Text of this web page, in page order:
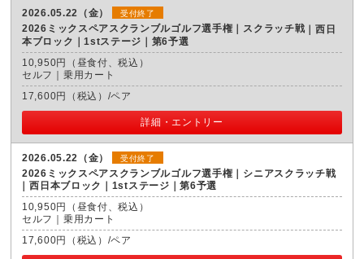
2026.05.22（金） 受付終了
2026ミックスペアスクランブルゴルフ選手権｜スクラッチ戦
西日
本ブロック｜1stステージ｜第6予選
10,950円（昼食付、税込）
セルフ｜乗用カート
17,600円（税込）/ペア
詳細・エントリー
2026.05.22（金） 受付終了
2026ミックスペアスクランブルゴルフ選手権｜シニアスクラッチ戦
西日本ブロック｜1stステージ｜第6予選
10,950円（昼食付、税込）
セルフ｜乗用カート
17,600円（税込）/ペア